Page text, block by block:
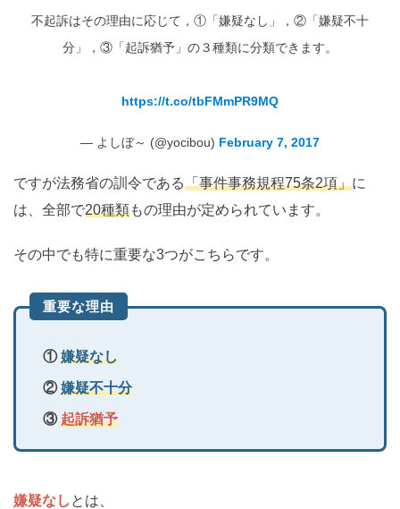
不起訴はその理由に応じて，①「嫌疑なし」，②「嫌疑不十
分」，③「起訴猶予」の３種類に分類できます。
https://t.co/tbFMmPR9MQ
— よしぼ～ (@yocibou) February 7, 2017
ですが法務省の訓令である「事件事務規程75条2項」に
は、全部で20種類もの理由が定められています。
その中でも特に重要な3つがこちらです。
重要な理由
①嫌疑なし
②嫌疑不十分
③起訴猶予
嫌疑なし とは、